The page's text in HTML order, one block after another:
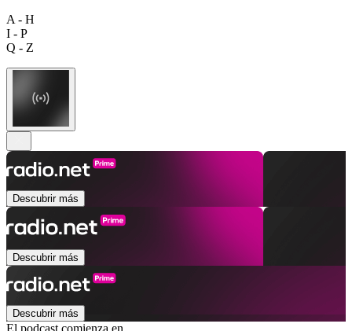
A - H
I - P
Q - Z
Descubrir más
Descubrir más
Descubrir más